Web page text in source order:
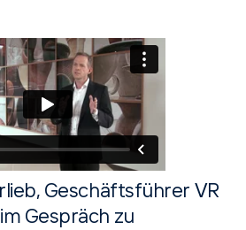
Geschäftsführer VR
Gespräch zu